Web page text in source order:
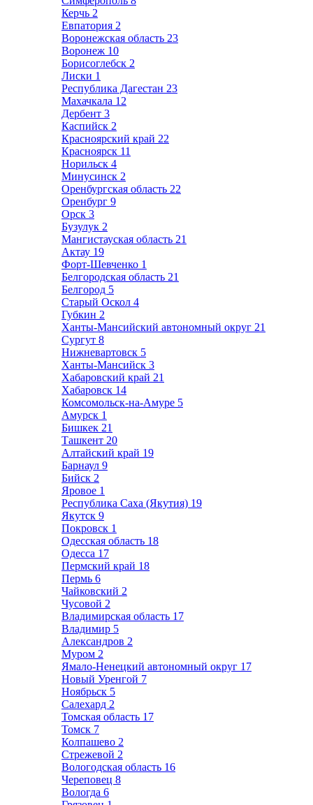
Керчь 2
Евпатория 2
Воронежская область 23
Воронеж 10
Борисоглебск 2
Лиски 1
Республика Дагестан 23
Махачкала 12
Дербент 3
Каспийск 2
Красноярский край 22
Красноярск 11
Норильск 4
Минусинск 2
Оренбургская область 22
Оренбург 9
Орск 3
Бузулук 2
Мангистауская область 21
Актау 19
Форт-Шевченко 1
Белгородская область 21
Белгород 5
Старый Оскол 4
Губкин 2
Ханты-Мансийский автономный округ 21
Сургут 8
Нижневартовск 5
Ханты-Мансийск 3
Хабаровский край 21
Хабаровск 14
Комсомольск-на-Амуре 5
Амурск 1
Бишкек 21
Ташкент 20
Алтайский край 19
Барнаул 9
Бийск 2
Яровое 1
Республика Саха (Якутия) 19
Якутск 9
Покровск 1
Одесская область 18
Одесса 17
Пермский край 18
Пермь 6
Чайковский 2
Чусовой 2
Владимирская область 17
Владимир 5
Александров 2
Муром 2
Ямало-Ненецкий автономный округ 17
Новый Уренгой 7
Ноябрьск 5
Салехард 2
Томская область 17
Томск 7
Колпашево 2
Стрежевой 2
Вологодская область 16
Череповец 8
Вологда 6